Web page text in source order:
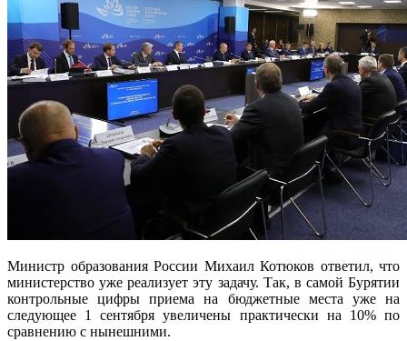
Министр образования России Михаил Котюков ответил, что
министерство уже реализует эту задачу. Так, в самой Бурятии
контрольные цифры приема на бюджетные места уже на
следующее 1 сентября увеличены практически на 10% по
сравнению с нынешними.